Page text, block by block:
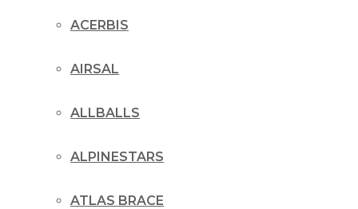
ACERBIS
AIRSAL
ALLBALLS
ALPINESTARS
ATLAS BRACE